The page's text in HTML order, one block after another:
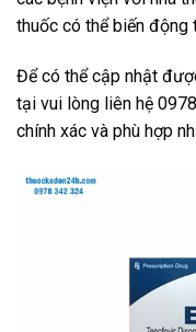
thuốc có thể biến động
Để có thể cập nhật
tại vui lòng liên hệ
chính xác và phù hợp